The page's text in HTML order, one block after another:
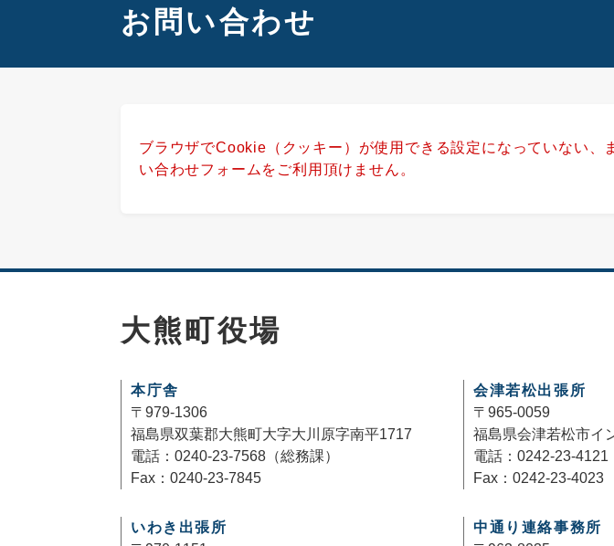
お問い合わせ
ブラウザでCookie（クッキー）が使用できる設定になっていない
い合わせフォームをご利用頂けません。
大熊町役場
本庁舎
〒979-1306
福島県双葉郡大熊町大字大川原字南平1717
電話：0240-23-7568（総務課）
Fax：0240-23-7845
会津若松出張所
〒965-0059
福島県会津若松市イ
電話：0242-23-4121
Fax：0242-23-4023
いわき出張所
中通り連絡事務所